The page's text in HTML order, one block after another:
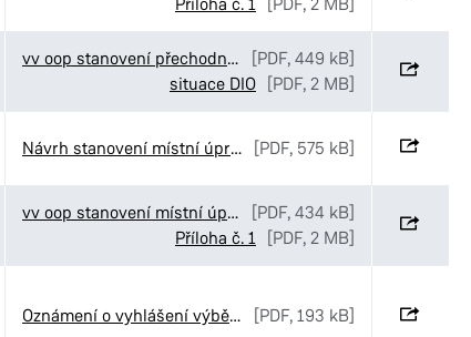
vv oop stanovení přechodné úpravy Gasco Krátká
[PDF, 449 kB]
situace DIO [PDF, 2 MB]
Návrh stanovení místní úpravy v ulici Palackého třída v Pardubicích [PDF, 575 kB]
vv oop stanovení místní úpravy provozu Rokytno
[PDF, 434 kB]
Příloha č. 1 [PDF, 2 MB]
Oznámení o vyhlášení výběrového řízení č. 52-2026 [PDF, 193 kB]